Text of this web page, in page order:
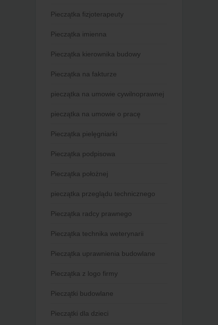
Pieczątka fizjoterapeuty
Pieczątka imienna
Pieczątka kierownika budowy
Pieczątka na fakturze
pieczątka na umowie cywilnoprawnej
pieczątka na umowie o pracę
Pieczątka pielęgniarki
Pieczątka podpisowa
Pieczątka położnej
pieczątka przeglądu technicznego
Pieczątka radcy prawnego
Pieczątka technika weterynarii
Pieczątka uprawnienia budowlane
Pieczątka z logo firmy
Pieczątki budowlane
Pieczątki dla dzieci